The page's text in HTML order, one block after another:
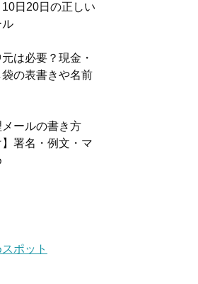
日20日の正しい
ル
は必要？現金・
の表書きや名前
メールの書き方
】署名・例文・マ
ポット